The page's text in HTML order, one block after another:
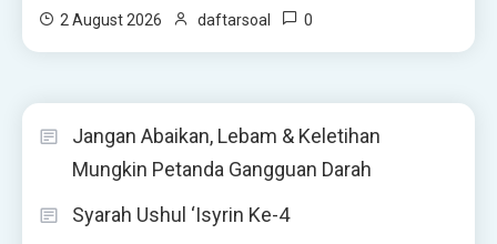
2 August 2026 daftarsoal 0
Jangan Abaikan, Lebam & Keletihan
Mungkin Petanda Gangguan Darah
Syarah Ushul ‘Isyrin Ke-4